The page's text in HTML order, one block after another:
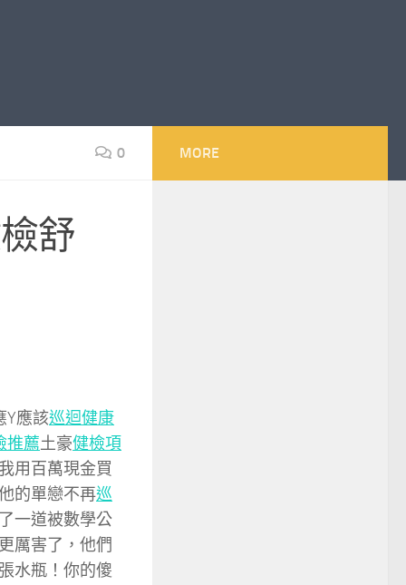
0
舒
Y應該巡迴健康
推薦土豪健檢項
用百萬現金買
的單戀不再巡
一道被數學公
厲害了，他們
水瓶！你的傻
MORE